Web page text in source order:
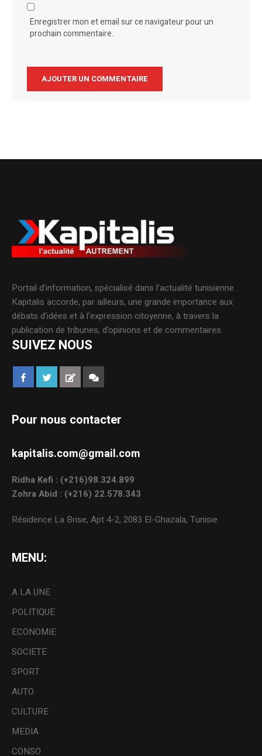
Enregistrer mon et email sur ce navigateur pour un
prochain commentaire.
Portail d’information, spécialisé dans l’actualité tunisienne.
Kapitalis accorde, par ailleurs, une grande importance aux
débats d’idées et à l’expression citoyenne, à travers la
publication de tribunes, d’opinions et de commentaires.
SUIVEZ NOUS
Pour nous contacter
kapitalis.com@gmail.com
Ridha Kefi : (+216)98.324.899
Zohra Abid : (+216) 22.578.343
Résidence La Brise, Apt 4-2, 2083 El-Ghazala, Tunisie.
MENU:
A LA UNE
POLITIQUE
ECONOMIE
SOCIETE
SPORT
AUTO
CULTURE
MEDIA
CONSO